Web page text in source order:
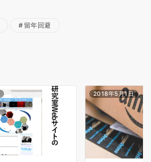
留年回避
2018年5月1日